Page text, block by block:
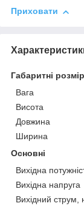
Приховати
Габаритні
Вага
Висота
Довжина
Ширина
Основні
Вихідна
Вихідна напруга
Вихідний струм,